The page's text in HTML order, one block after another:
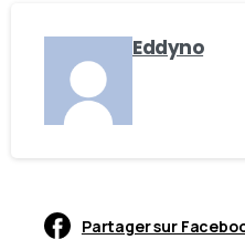
Eddyno
Partager sur